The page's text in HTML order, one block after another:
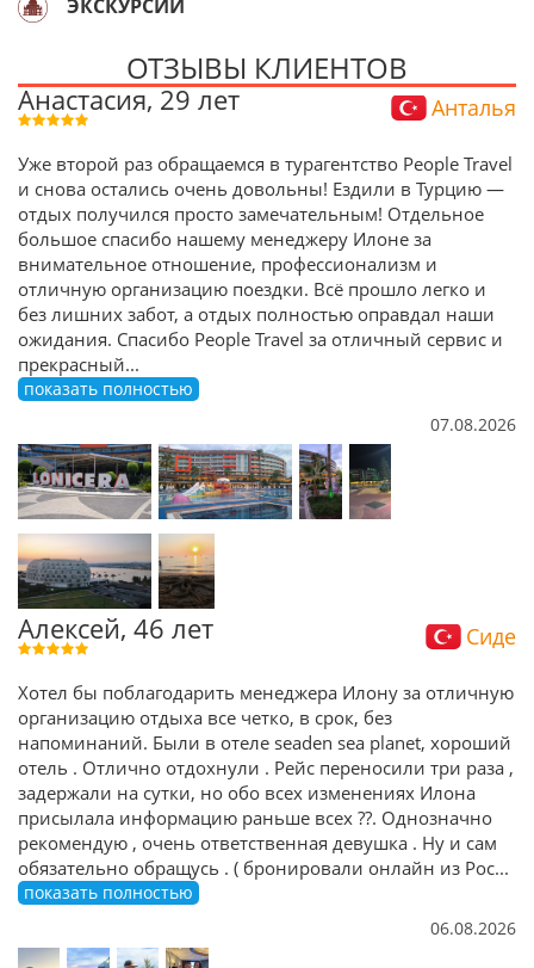
ЭКСКУРСИИ
ОТЗЫВЫ КЛИЕНТОВ
Анастасия, 29 лет Анталья
Уже второй раз обращаемся в турагентство People Travel
и снова остались очень довольны! Ездили в Турцию —
отдых получился просто замечательным! Отдельное
большое спасибо нашему менеджеру Илоне за
внимательное отношение, профессионализм и
отличную организацию поездки. Всё прошло легко и
без лишних забот, а отдых полностью оправдал наши
ожидания. Спасибо People Travel за отличный сервис и
прекрасный...
показать полностью
07.08.2026
Алексей, 46 лет Сиде
Хотел бы поблагодарить менеджера Илону за отличную
организацию отдыха все четко, в срок, без
напоминаний. Были в отеле seaden sea planet, хороший
отель . Отлично отдохнули . Рейс переносили три раза ,
задержали на сутки, но обо всех изменениях Илона
присылала информацию раньше всех ??. Однозначно
рекомендую , очень ответственная девушка . Ну и сам
обязательно обращусь . ( бронировали онлайн из Рос...
показать полностью
06.08.2026